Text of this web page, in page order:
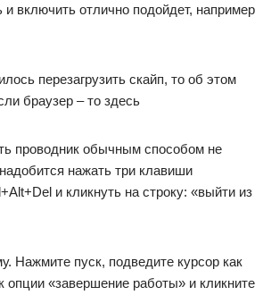
включить отлично подойдет, например
перезагрузить скайп, то об этом
браузер – то здесь
проводник обычным способом не
нажать три клавиши
и кликнуть на строку: «выйти из
Нажмите пуск, подведите курсор как
опции «завершение работы» и кликните